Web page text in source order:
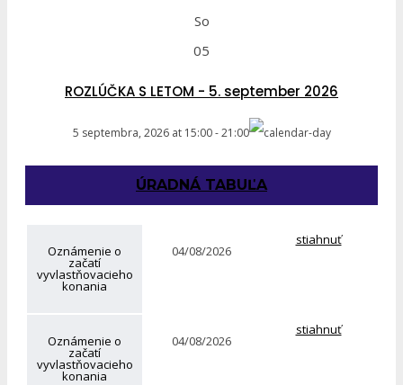
So
05
ROZLÚČKA S LETOM - 5. september 2026
5 septembra, 2026 at 15:00-21:00
ÚRADNÁ TABUĽA
Oznámenie o
začatí
vyvlastňovacieho
konania
04/08/2026
stiahnuť
Oznámenie o
začatí
vyvlastňovacieho
konania
04/08/2026
stiahnuť